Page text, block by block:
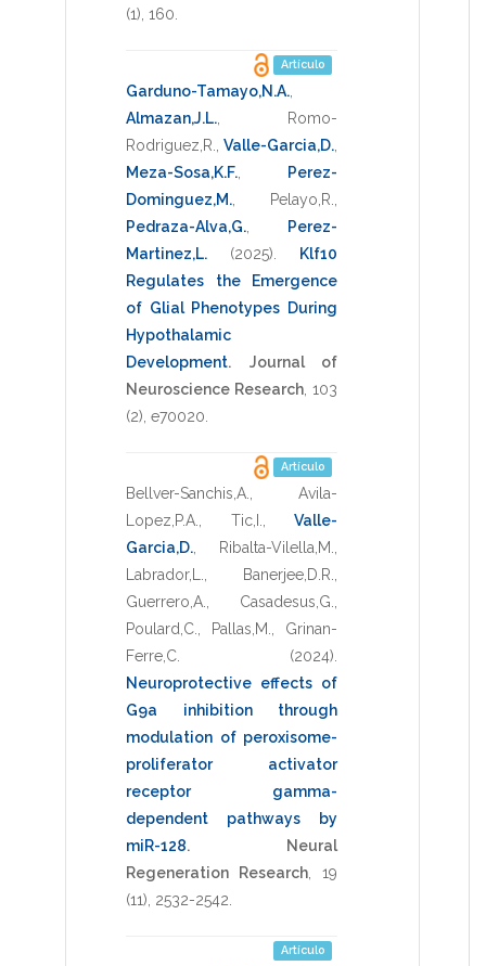
(1), 160
Artículo
Garduno-Tamayo,N.A.
Almazan,J.L.
Romo-
Rodriguez,R.
Valle-Garcia,D.
Meza-Sosa,K.F.
Perez-
Dominguez,M.
Pelayo,R.
Pedraza-Alva,G.
Perez-
Martinez,L.
(2025)
Klf10
Regulates the Emergence
of Glial Phenotypes During
Hypothalamic
Development.
Journal of
Neuroscience Research 103
(2), e70020
Artículo
Bellver-Sanchis,A.
Avila-
Lopez,P.A.
Tic,I.
Valle-
Garcia,D.
Ribalta-Vilella,M.
Labrador,L.
Banerjee,D.R.
Guerrero,A.
Casadesus,G.
Poulard,C.
Pallas,M.
Grinan-
Ferre,C.
(2024)
Neuroprotective effects of
G9a inhibition through
modulation of peroxisome-
proliferator activator
receptor gamma-
dependent pathways by
miR-128.
Neural
Regeneration Research
19
(11), 2532-2542
Artículo